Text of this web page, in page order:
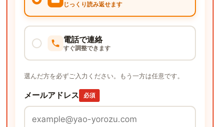
じっくり読み返せます
電話で連絡
すぐ調整できます
選んだ方を必ずご入力ください。もう一方は任意です。
メールアドレス 必須